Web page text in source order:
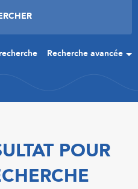
Recherche avancée
POUR